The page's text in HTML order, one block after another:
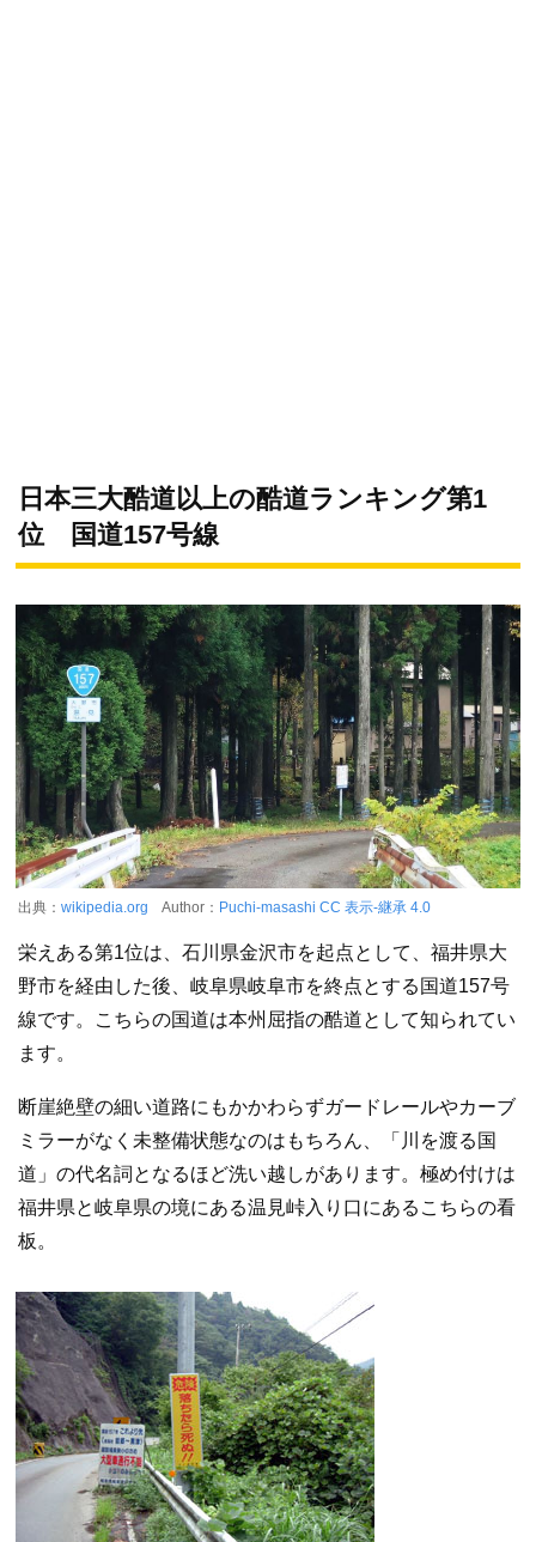
日本三大酷道以上の酷道ランキング第1
位 国道157号線
出典： wikipedia.org Author： Puchi-masashi CC 表示-継承 4.0
栄えある第1位は、石川県金沢市を起点として、福井県大
野市を経由した後、岐阜県岐阜市を終点とする国道157号
線です。こちらの国道は本州屈指の酷道として知られてい
ます。
断崖絶壁の細い道路にもかかわらずガードレールやカーブ
ミラーがなく未整備状態なのはもちろん、「川を渡る国
道」の代名詞となるほど洗い越しがあります。極め付けは
福井県と岐阜県の境にある温見峠入り口にあるこちらの看
板。